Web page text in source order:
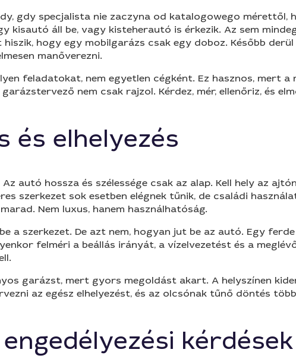
gdy specjalista nie zaczyna od katalogowego mérettől,
kisautó áll be, vagy kisteherautó is érkezik. Az sem
hogy egy mobilgarázs csak egy doboz. Később
manőverezni.
feladatokat, nem egyetlen cégként. Ez hasznos, mert
nem csak rajzol. Kérdez, mér, ellenőriz, és
és elhelyezés
autó hossza és szélessége csak az alap. Kell hely az
szerkezet sok esetben elégnek tűnik, de családi
Nem luxus, hanem használhatóság.
a szerkezet. De azt nem, hogyan jut be az autó. Egy
felméri a beállás irányát, a vízelvezetést és a
garázst, mert gyors megoldást akart. A helyszínen
az egész elhelyezést, és az olcsónak tűnő döntés
kérdések